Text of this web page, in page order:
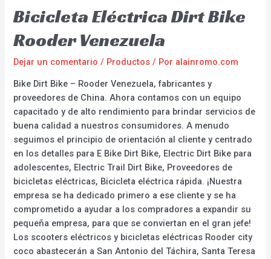
Bicicleta Eléctrica Dirt Bike
Rooder Venezuela
Dejar un comentario / Productos / Por alainromo.com
Bike Dirt Bike – Rooder Venezuela, fabricantes y
proveedores de China. Ahora contamos con un equipo
capacitado y de alto rendimiento para brindar servicios de
buena calidad a nuestros consumidores. A menudo
seguimos el principio de orientación al cliente y centrado
en los detalles para E Bike Dirt Bike, Electric Dirt Bike para
adolescentes, Electric Trail Dirt Bike, Proveedores de
bicicletas eléctricas, Bicicleta eléctrica rápida. ¡Nuestra
empresa se ha dedicado primero a ese cliente y se ha
comprometido a ayudar a los compradores a expandir su
pequeña empresa, para que se conviertan en el gran jefe!
Los scooters eléctricos y bicicletas eléctricas Rooder city
coco abastecerán a San Antonio del Táchira, Santa Teresa